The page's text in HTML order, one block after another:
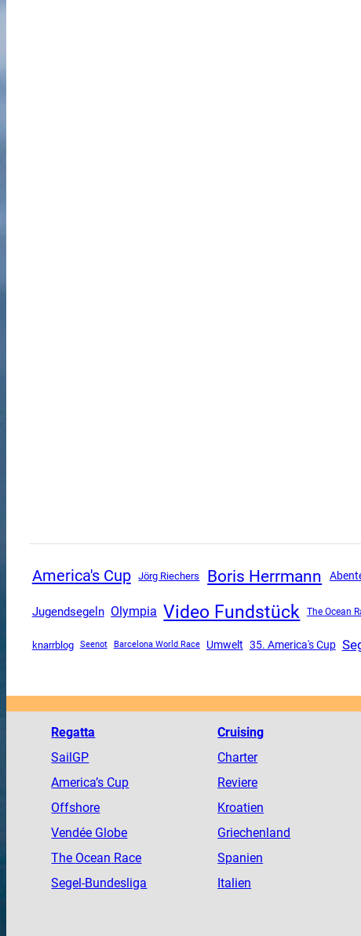
America's Cup Jörg Riechers Boris Herrmann
Jugendsegeln Olympia Video Fundstück The Ocean
knarrblog Seenot Barcelona World Race Umwelt 35. America's Cup
Regatta
SailGP
America’s Cup
Offshore
Vendée Globe
The Ocean Race
Segel-Bundesliga
Cruising
Charter
Reviere
Kroatien
Griechenland
Spanien
Italien